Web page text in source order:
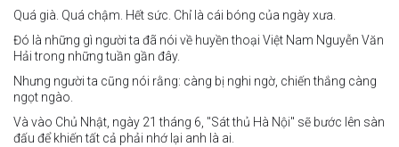
Quá già. Quá chậm. Hết sức. Chỉ là cái bóng của ngày xưa.
Đó là những gì người ta đã nói về huyền thoại Việt Nam Nguyễn Văn
Hải trong những tuần gần đây.
Nhưng người ta cũng nói rằng: càng bị nghi ngờ, chiến thắng càng
ngọt ngào.
Và vào Chủ Nhật, ngày 21 tháng 6, "Sát thủ Hà Nội" sẽ bước lên sàn
đấu để khiến tất cả phải nhớ lại anh là ai.